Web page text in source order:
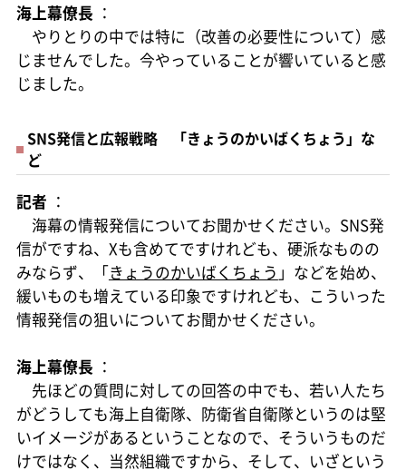
海上幕僚長 ：
やりとりの中では特に（改善の必要性について）感
じませんでした。今やっていることが響いていると感
じました。
SNS発信と広報戦略 「きょうのかいばくちょう」な
ど
記者 ：
海幕の情報発信についてお聞かせください。SNS発
信がですね、Xも含めてですけれども、硬派なものの
みならず、「きょうのかいばくちょう 」などを始め、
緩いものも増えている印象ですけれども、こういった
情報発信の狙いについてお聞かせください。
海上幕僚長 ：
先ほどの質問に対しての回答の中でも、若い人たち
がどうしても海上自衛隊、防衛省自衛隊というのは堅
いイメージがあるということなので、そういうものだ
けではなく、当然組織ですから、そして、いざという